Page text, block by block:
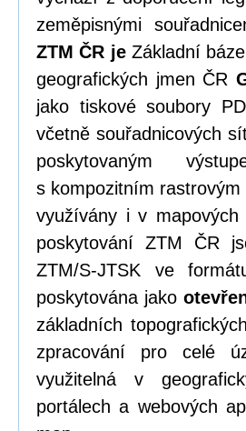
zeměpisnými
ZTM ČR jeZákladní
geografických jmen ČR
jako tiskové soubory
včetně souřadnicových
poskytovaným
s kompozitním
využívány i v mapových
poskytování ZTM ČR
ZTM/S-JTSK ve
poskytována jako
základních
zpracování pro celé
využitelná v
portálech a webových